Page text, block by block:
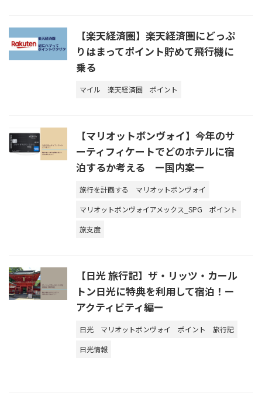
【楽天経済圏】楽天経済圏にどっぷ
りはまってポイント貯めて飛行機に
乗る
マイル 楽天経済圏 ポイント
【マリオットボンヴォイ】今年のサ
ーティフィケートでどのホテルに宿
泊するか考える ー国内案ー
旅行を計画する
マリオットボンヴォイ
マリオットボンヴォイアメックス_SPG
ポイント
旅支度
【日光 旅行記】ザ・リッツ・カール
トン日光に特典を利用して宿泊！ー
アクティビティ編ー
日光 マリオットボンヴォイ ポイント
旅行記
日光情報